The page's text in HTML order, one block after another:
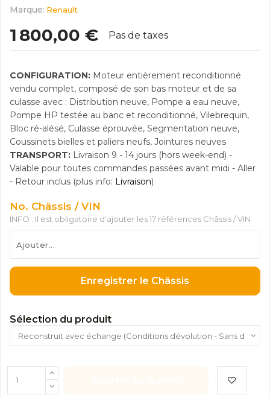
Marque: Renault
1 800,00 € Pas de taxes
CONFIGURATION: Moteur entièrement reconditionné
vendu complet, composé de son bas moteur et de sa
culasse avec : Distribution neuve, Pompe a eau neuve,
Pompe HP testée au banc et reconditionné, Vilebrequin,
Bloc ré-alésé, Culasse éprouvée, Segmentation neuve,
Coussinets bielles et paliers neufs, Jointures neuves
TRANSPORT: Livraison 9 - 14 jours (hors week-end) -
Valable pour toutes commandes passées avant midi - Aller
- Retour inclus (plus info: Livraison)
No. Châssis / VIN
INFO : Il est obligatoire d'ajouter les 17 références Châssis / VIN
Enregistrer le Châssis
Sélection du produit